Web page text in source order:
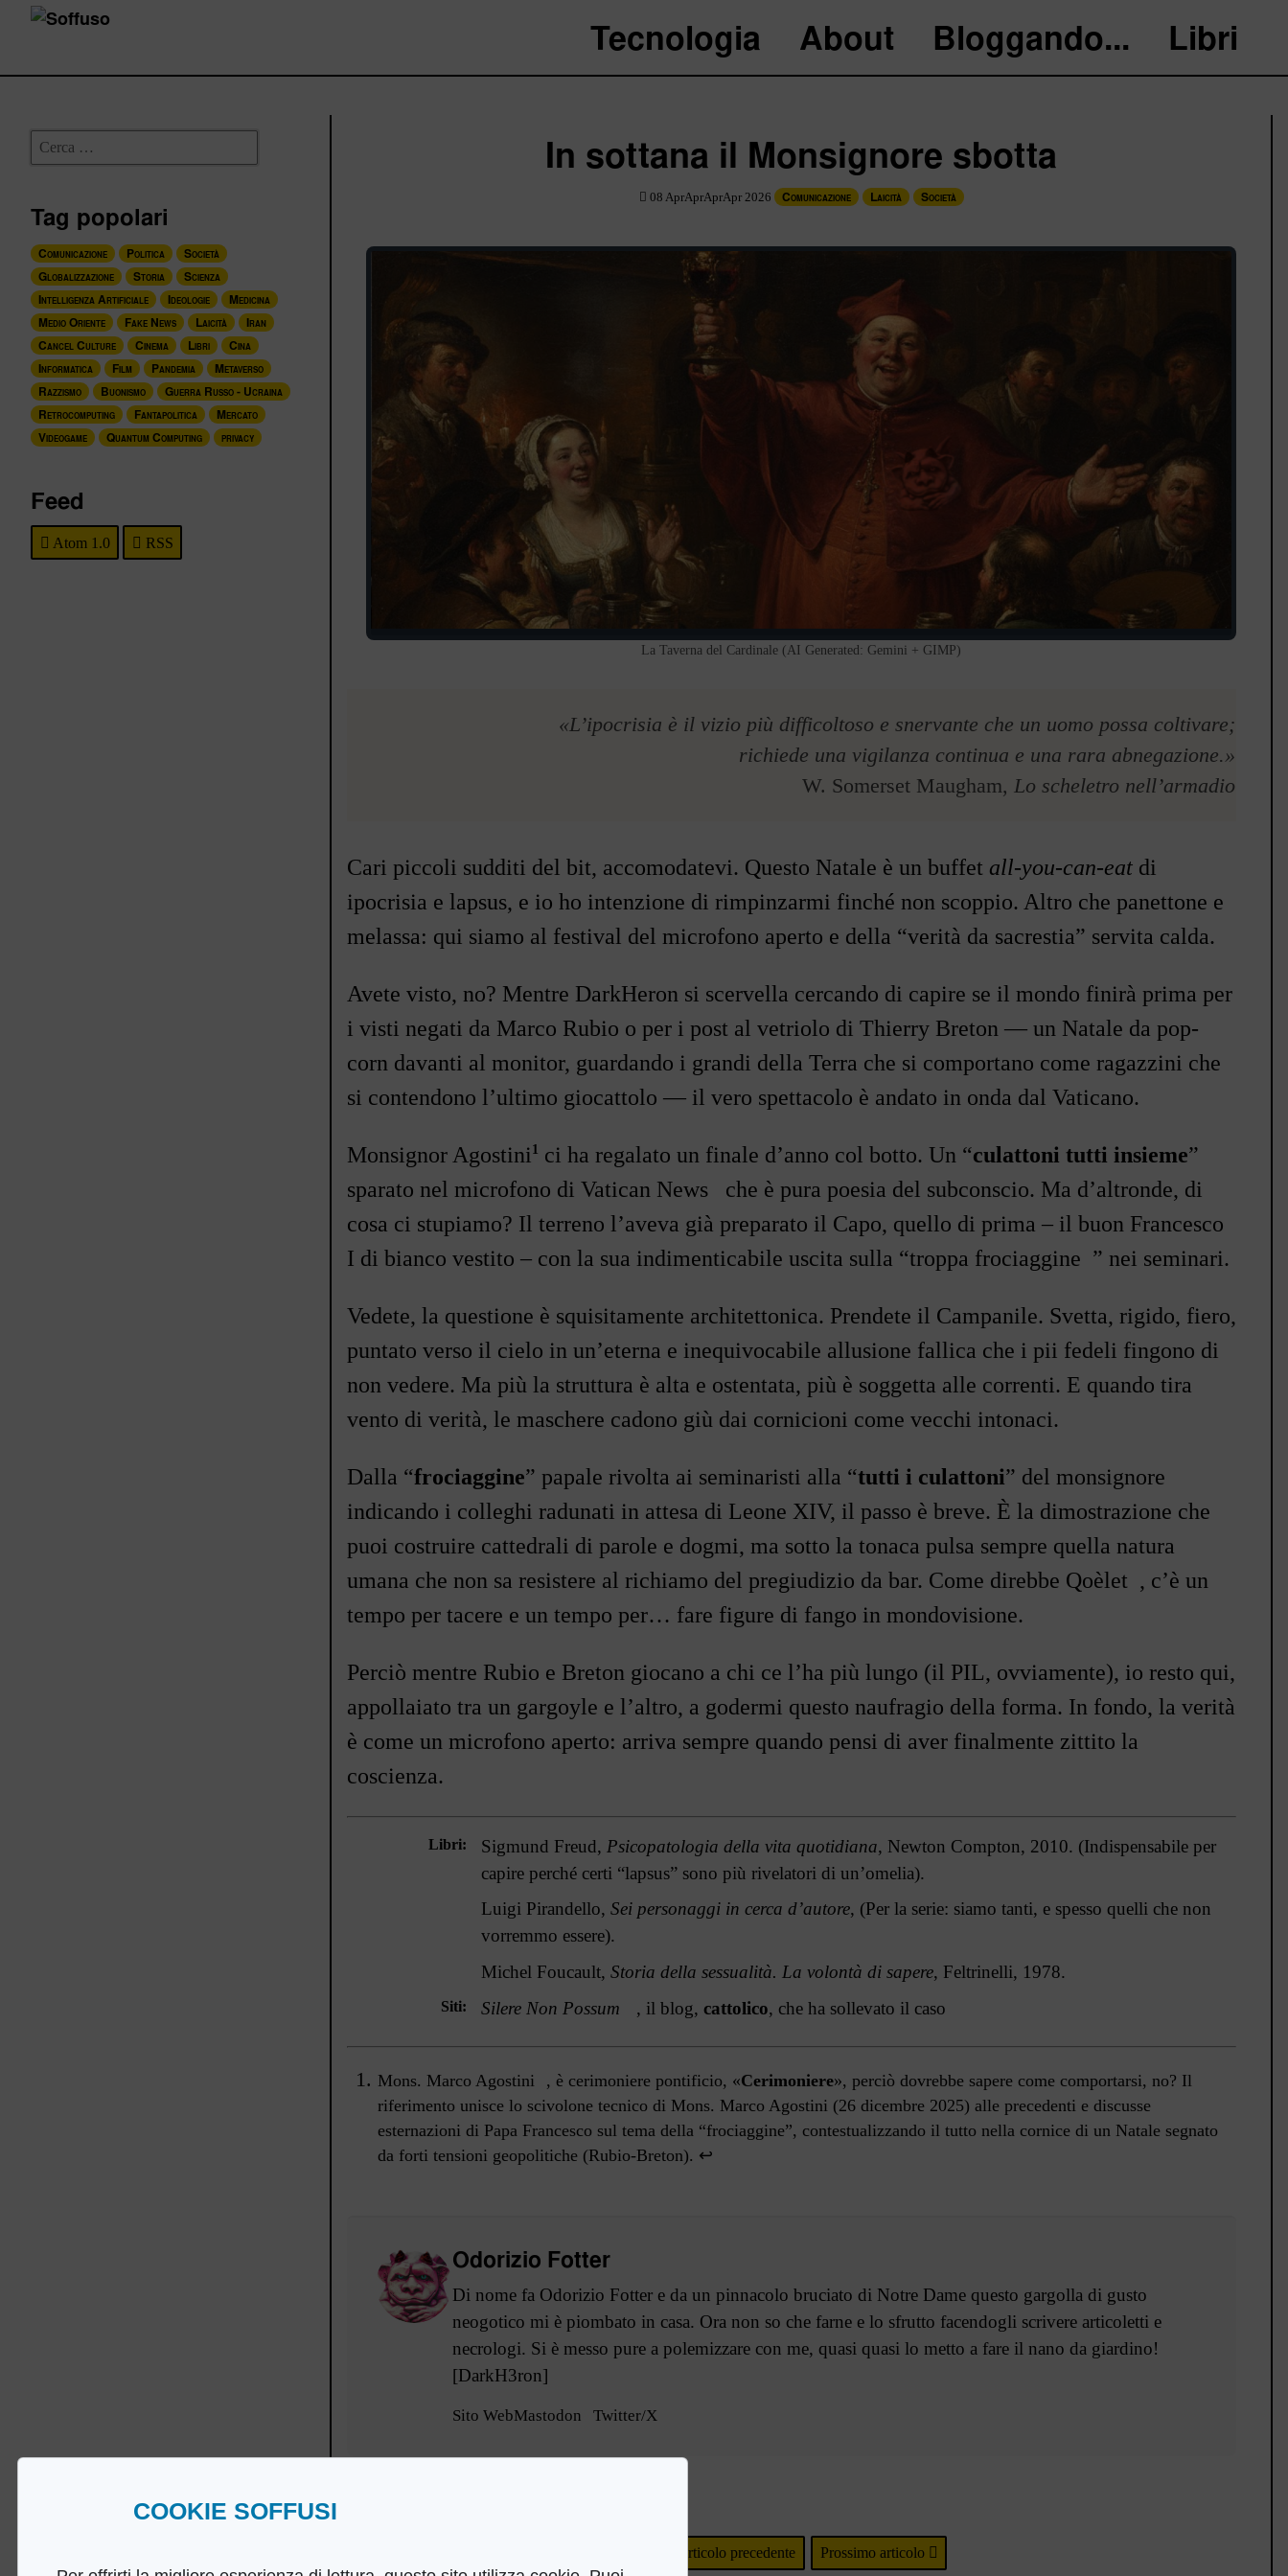
COOKIE SOFFUSI
Tecnologia About Bloggando... Libri
Tag popolari
Comunicazione Politica
Società
Globalizzazione
Storia
Scienza
Intelligenza Artificiale
Ideologie
Medicina
Medio Oriente
Fake News Laicità
Iran
Cancel Culture
Cinema Libri
Cina
Informatica
Film Pandemia
Metaverso
Razzismo
Buonismo
Guerra Russo - Ucraina
Retrocomputing
Fantapolitica
Mercato
Videogame
Quantum Computing privacy
Feed
Atom 1.0 RSS
In sottana il Monsignore sbotta
08 AprAprAprApr 2026 Comunicazione Laicità Società
La Taverna del Cardinale (AI Generated: Gemini + GIMP)
«L’ipocrisia è il vizio più difficoltoso e snervante che un uomo possa coltivare;
richiede una vigilanza continua e una rara abnegazione.»
W. Somerset Maugham, Lo scheletro nell’armadio
Cari piccoli sudditi del bit, accomodatevi. Questo Natale è un buffet all-you-can-eat di
ipocrisia e lapsus, e io ho intenzione di rimpinzarmi finché non scoppio. Altro che panettone e
melassa: qui siamo al festival del microfono aperto e della “verità da sacrestia” servita calda.
Avete visto, no? Mentre DarkHeron si scervella cercando di capire se il mondo finirà prima per
i visti negati da Marco Rubio o per i post al vetriolo di Thierry Breton — un Natale da pop-
corn davanti al monitor, guardando i grandi della Terra che si comportano come ragazzini che
si contendono l’ultimo giocattolo — il vero spettacolo è andato in onda dal Vaticano.
Monsignor Agostini1 ci ha regalato un finale d’anno col botto. Un “culattoni tutti insieme”
sparato nel microfono di Vatican News
che è pura poesia del subconscio. Ma d’altronde, di
cosa ci stupiamo? Il terreno l’aveva già preparato il Capo, quello di prima – il buon Francesco
I di bianco vestito – con la sua indimenticabile uscita sulla “troppa frociaggine ” nei seminari.
Vedete, la questione è squisitamente architettonica. Prendete il Campanile. Svetta, rigido, fiero,
puntato verso il cielo in un’eterna e inequivocabile allusione fallica che i pii fedeli fingono di
non vedere. Ma più la struttura è alta e ostentata, più è soggetta alle correnti. E quando tira
vento di verità, le maschere cadono giù dai cornicioni come vecchi intonaci.
Dalla “frociaggine” papale rivolta ai seminaristi alla “tutti i culattoni” del monsignore
indicando i colleghi radunati in attesa di Leone XIV, il passo è breve. È la dimostrazione che
puoi costruire cattedrali di parole e dogmi, ma sotto la tonaca pulsa sempre quella natura
umana che non sa resistere al richiamo del pregiudizio da bar. Come direbbe Qoèlet , c’è un
tempo per tacere e un tempo per… fare figure di fango in mondovisione.
Perciò mentre Rubio e Breton giocano a chi ce l’ha più lungo (il PIL, ovviamente), io resto qui,
appollaiato tra un gargoyle e l’altro, a godermi questo naufragio della forma. In fondo, la verità
è come un microfono aperto: arriva sempre quando pensi di aver finalmente zittito la
coscienza.
Libri Sigmund Freud, Psicopatologia della vita quotidiana, Newton Compton, 2010. (Indispensabile per
capire perché certi “lapsus” sono più rivelatori di un’omelia).
Luigi Pirandello, Sei personaggi in cerca d’autore, (Per la serie: siamo tanti, e spesso quelli che non
vorremmo essere).
Michel Foucault, Storia della sessualità. La volontà di sapere, Feltrinelli, 1978.
Siti Silere Non Possum , il blog, cattolico, che ha sollevato il caso
Mons. Marco Agostini , è cerimoniere pontificio, «Cerimoniere», perciò dovrebbe sapere come comportarsi, no? Il
riferimento unisce lo scivolone tecnico di Mons. Marco Agostini (26 dicembre 2025) alle precedenti e discusse
esternazioni di Papa Francesco sul tema della “frociaggine”, contestualizzando il tutto nella cornice di un Natale segnato
da forti tensioni geopolitiche (Rubio-Breton). ↩
Odorizio Fotter
Di nome fa Odorizio Fotter e da un pinnacolo bruciato di Notre Dame questo gargolla di gusto
neogotico mi è piombato in casa. Ora non so che farne e lo sfrutto facendogli scrivere articoletti e
necrologi. Si è messo pure a polemizzare con me, quasi quasi lo metto a fare il nano da giardino!
[DarkH3ron]
Sito WebMastodon Twitter/X
Articolo precedente Prossimo articolo